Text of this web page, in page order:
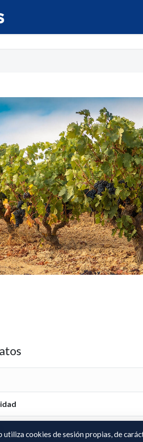
utiliza cookies de sesión propias, de